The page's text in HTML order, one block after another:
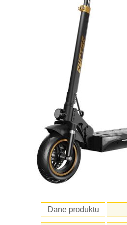
Dane produktu